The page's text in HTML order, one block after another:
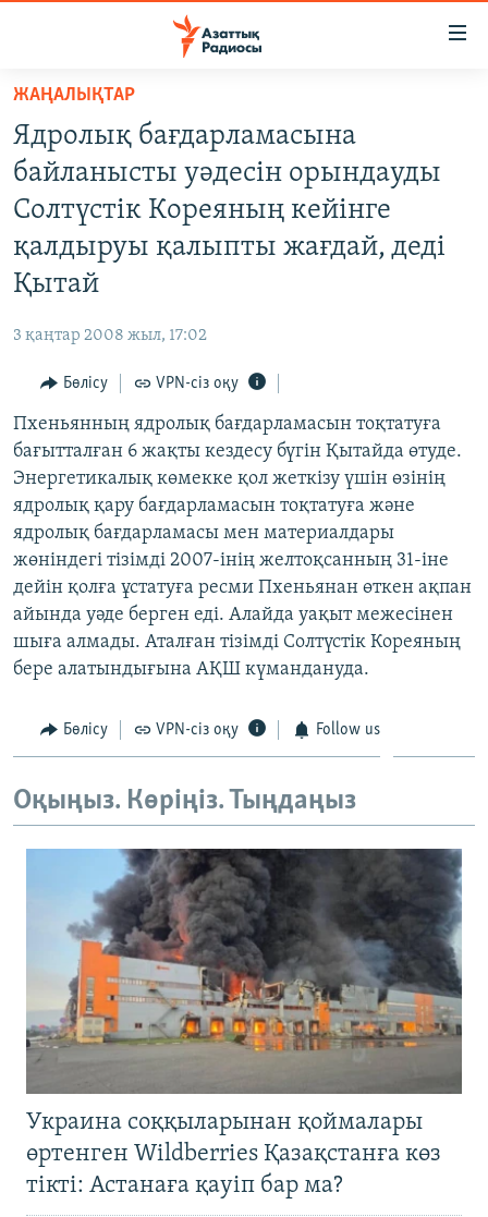
Skip
main
content
Skip
main
Navigation
Skip
to
САЯСАТ
AZATTYQTV
АДАМ ҚҰҚЫҚТАРЫ
АРНАЙЫ ЖОБАЛАР
Русский
ЖАЗЫЛЫҢЫЗ
Басқа тілдерде
ЖАҢАЛЫҚТАР
Ядролық бағдарламасына
байланысты уәдесін орындауды
Солтүстік Кореяның кейінге
қалдыруы қалыпты жағдай, деді
Қытай
3 қаңтар 2008 жыл, 17:02
Бөлісу VPN-сіз оқу
Пхеньянның ядролық бағдарламасын тоқтатуға
бағытталған 6 жақты кездесу бүгін Қытайда өтуде.
Энергетикалық көмекке қол жеткізу үшін өзінің
ядролық қару бағдарламасын тоқтатуға және
ядролық бағдарламасы мен материалдары
жөніндегі тізімді 2007-інің желтоқсанның 31-іне
дейін қолға ұстатуға ресми Пхеньянан өткен ақпан
айында уәде берген еді. Алайда уақыт межесінен
шыға алмады. Аталған тізімді Солтүстік Кореяның
бере алатындығына АҚШ күмандануда.
Бөлісу VPN-сіз оқу Follow us
Оқыңыз. Көріңіз. Тыңдаңыз
Украина соққыларынан қоймалары
өртенген Wildberries Қазақстанға көз
тікті: Астанаға қауіп бар ма?